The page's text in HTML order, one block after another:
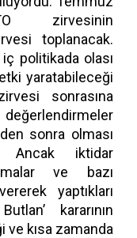
zirvesinin
toplanacak.
politikada olası
yaratabileceği
sonrasına
değerlendirmeler
sonra olması
Ancak iktidar
ve bazı
yaptıkları
kararının
ve kısa zamanda